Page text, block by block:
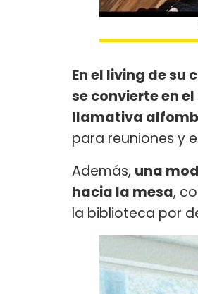
En el living de su
se convierte en
llamativa
para reuniones y
Además, una
hacia la mesa,
la biblioteca por